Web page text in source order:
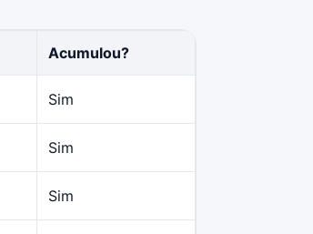
Acumulou?
Sim
Sim
Sim